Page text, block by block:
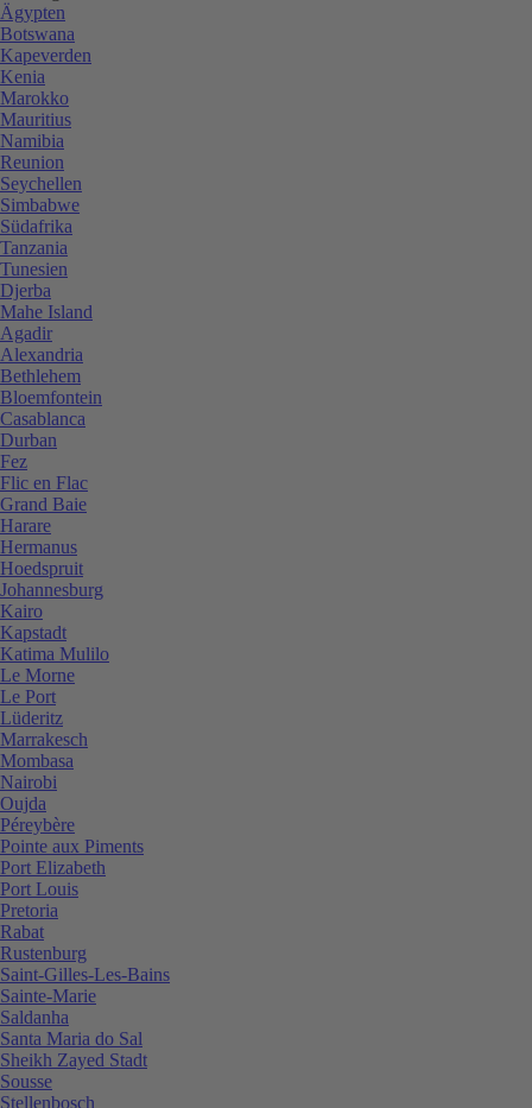
Ägypten
Botswana
Kapeverden
Kenia
Marokko
Mauritius
Namibia
Reunion
Seychellen
Simbabwe
Südafrika
Tanzania
Tunesien
Djerba
Mahe Island
Agadir
Alexandria
Bethlehem
Bloemfontein
Casablanca
Durban
Fez
Flic en Flac
Grand Baie
Harare
Hermanus
Hoedspruit
Johannesburg
Kairo
Kapstadt
Katima Mulilo
Le Morne
Le Port
Lüderitz
Marrakesch
Mombasa
Nairobi
Oujda
Péreybère
Pointe aux Piments
Port Elizabeth
Port Louis
Pretoria
Rabat
Rustenburg
Saint-Gilles-Les-Bains
Sainte-Marie
Saldanha
Santa Maria do Sal
Sheikh Zayed Stadt
Sousse
Stellenbosch